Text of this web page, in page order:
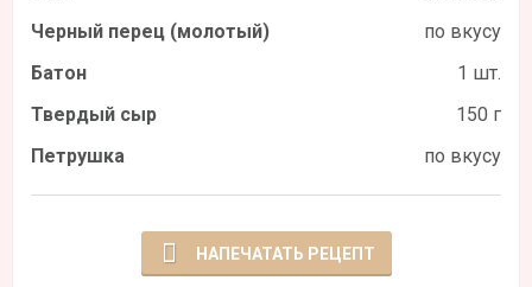
Черный перец (молотый)
по вкусу
Батон
1 шт.
Твердый сыр
150 г
Петрушка
по вкусу
НАПЕЧАТАТЬ РЕЦЕПТ